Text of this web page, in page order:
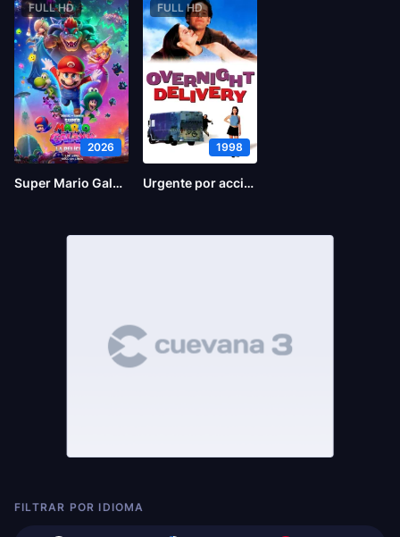
FULL HD
2026
Super Mario Galaxy la película
FULL HD
1998
Urgente por accidente
FILTRAR POR IDIOMA